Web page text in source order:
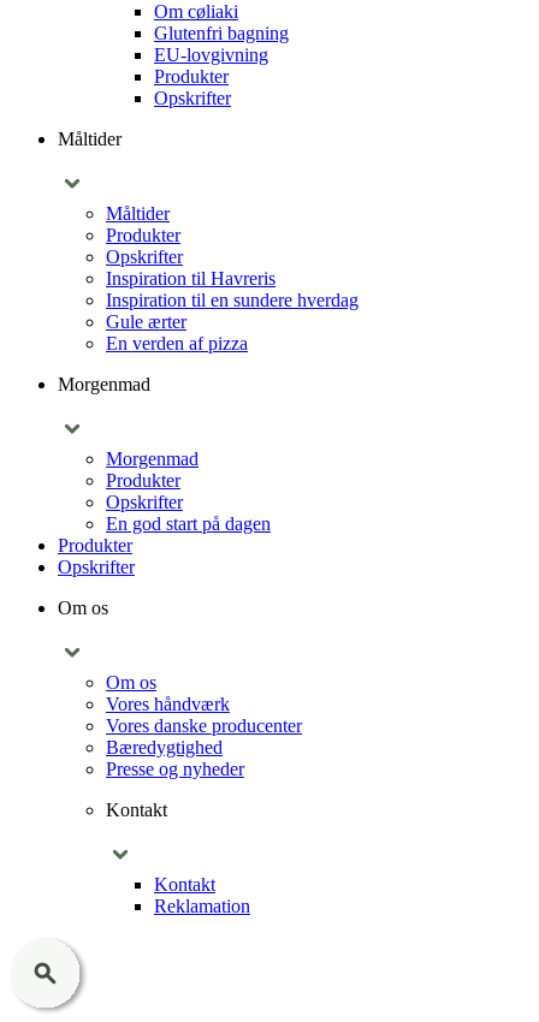
Om cøliaki
Glutenfri bagning
EU-lovgivning
Produkter
Opskrifter
Måltider
Måltider
Produkter
Opskrifter
Inspiration til Havreris
Inspiration til en sundere hverdag
Gule ærter
En verden af pizza
Morgenmad
Morgenmad
Produkter
Opskrifter
En god start på dagen
Produkter
Opskrifter
Om os
Om os
Vores håndværk
Vores danske producenter
Bæredygtighed
Presse og nyheder
Kontakt
Kontakt
Reklamation